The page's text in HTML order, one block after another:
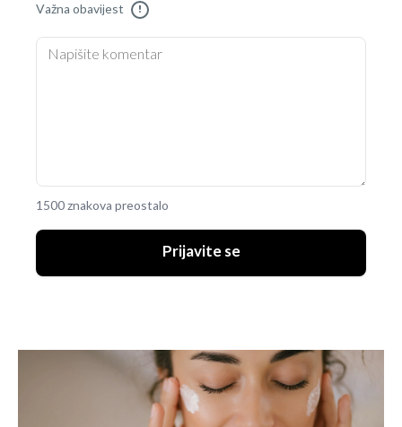
Važna obavijest !
1500 znakova preostalo
Prijavite se